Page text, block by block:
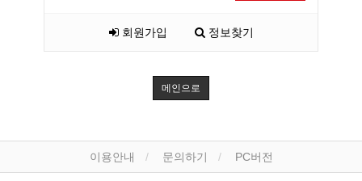
회원가입 정보찾기
메인으로
이용안내 문의하기 PC버전